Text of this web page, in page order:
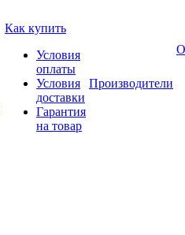
Как купить
Условия
оплаты
Условия
доставки
Гарантия
на товар
Производители